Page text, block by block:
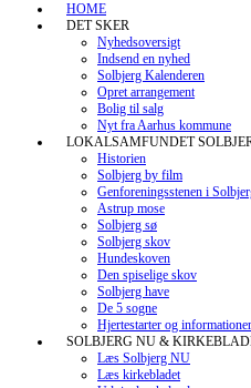
HOME
DET SKER
Nyhedsoversigt
Indsend en nyhed
Solbjerg Kalenderen
Opret arrangement
Bolig til salg
Nyt fra Aarhus kommune
LOKALSAMFUNDET
Historien
Solbjerg by film
Genforeningsstenen i
Astrup mose
Solbjerg sø
Solbjerg skov
Hundeskoven
Den spiselige skov
Solbjerg have
De 5 sogne
Hjertestarter og informationer
SOLBJERG NU &
Læs Solbjerg NU
Læs kirkebladet